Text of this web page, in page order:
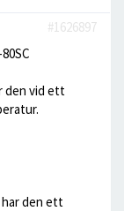
#1626897
den vid ett
har den ett